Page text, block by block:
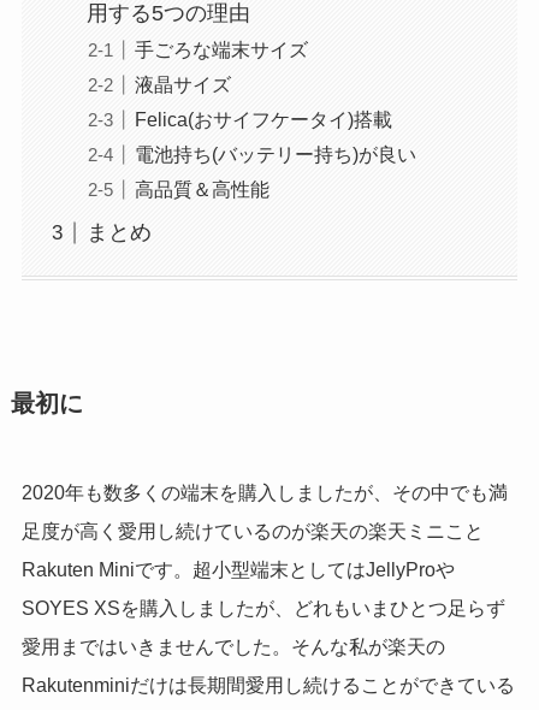
用する5つの理由
手ごろな端末サイズ
液晶サイズ
Felica(おサイフケータイ)搭載
電池持ち(バッテリー持ち)が良い
高品質＆高性能
まとめ
最初に
2020年も数多くの端末を購入しましたが、その中でも満
足度が高く愛用し続けているのが楽天の楽天ミニこと
Rakuten Miniです。超小型端末としてはJellyProや
SOYES XSを購入しましたが、どれもいまひとつ足らず
愛用まではいきませんでした。そんな私が楽天の
Rakutenminiだけは長期間愛用し続けることができている